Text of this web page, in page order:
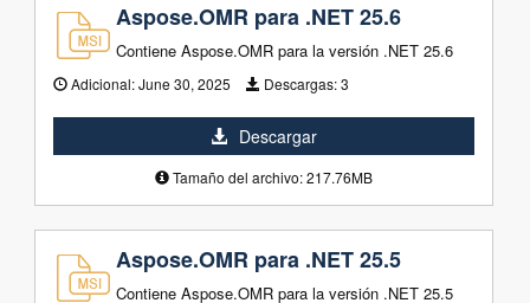
Aspose.OMR para .NET 25.6
Contiene Aspose.OMR para la versión .NET 25.6
Adicional:June 30, 2025 Descargas:3
Descargar
Tamaño del archivo: 217.76MB
Aspose.OMR para .NET 25.5
Contiene Aspose.OMR para la versión .NET 25.5